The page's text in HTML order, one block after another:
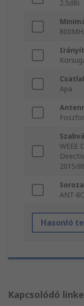
2.5dBi
Apa
WEEE
2015/
ANT-
Hasonló
Kapcsolódó